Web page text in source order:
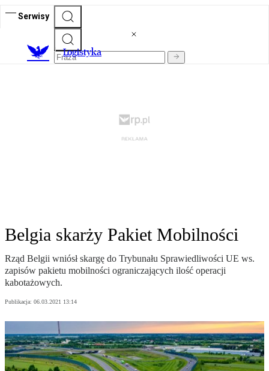
Serwisy
Logistyka
Belgia skarży Pakiet Mobilności
Rząd Belgii wniósł skargę do Trybunału Sprawiedliwości UE ws.
zapisów pakietu mobilności ograniczających ilość operacji
kabotażowych.
Publikacja: 06.03.2021 13:14